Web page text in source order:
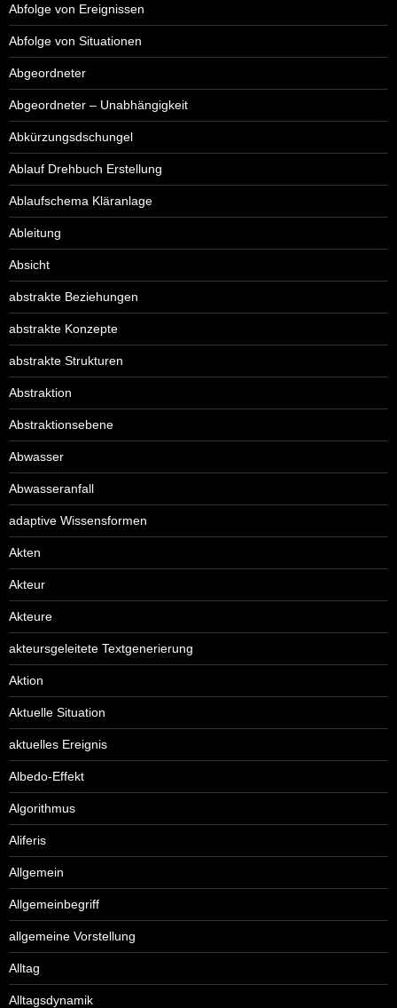
Abfolge von Ereignissen
Abfolge von Situationen
Abgeordneter
Abgeordneter – Unabhängigkeit
Abkürzungsdschungel
Ablauf Drehbuch Erstellung
Ablaufschema Kläranlage
Ableitung
Absicht
abstrakte Beziehungen
abstrakte Konzepte
abstrakte Strukturen
Abstraktion
Abstraktionsebene
Abwasser
Abwasseranfall
adaptive Wissensformen
Akten
Akteur
Akteure
akteursgeleitete Textgenerierung
Aktion
Aktuelle Situation
aktuelles Ereignis
Albedo-Effekt
Algorithmus
Aliferis
Allgemein
Allgemeinbegriff
allgemeine Vorstellung
Alltag
Alltagsdynamik